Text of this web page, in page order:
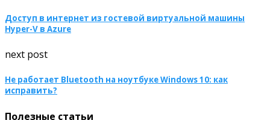
Доступ в интернет из гостевой виртуальной машины
Hyper-V в Azure
next post
Не работает Bluetooth на ноутбуке Windows 10: как
исправить?
Полезные статьи